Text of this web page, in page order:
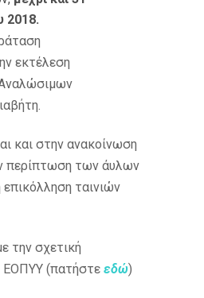
2018.
εκτέλεση
και στην ανακοίνωση
περίπτωση των άυλων
επικόλληση ταινιών
την σχετική
ΕΟΠΥΥ (πατήστε εδώ)